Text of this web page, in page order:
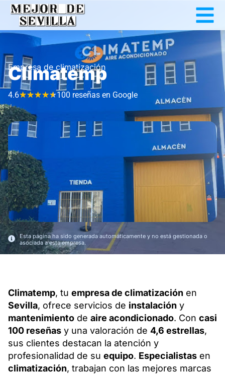
Esta página ha sido generada automáticamente y no está gestionada o
asociada a esta empresa.
Empresa de climatización
Climatemp
4.6★★★★★100 reseñas en Google
Climatemp, tu empresa de climatización en
Sevilla, ofrece servicios de instalación y
mantenimiento de aire acondicionado. Con casi
100 reseñas y una valoración de 4,6 estrellas,
sus clientes destacan la atención y
profesionalidad de su equipo. Especialistas en
climatización, trabajan con las mejores marcas